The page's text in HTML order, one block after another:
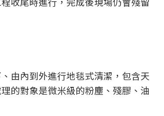
由內到外進行地毯式清潔，包含天
的對象是微米級的粉塵、殘膠、油